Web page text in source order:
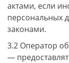
актами, если
персональных
законами.
3.2 Оператор
—